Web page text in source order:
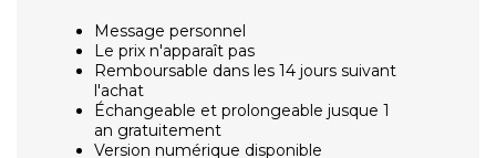
Message personnel
Le prix n'apparaît pas
Remboursable dans les 14 jours suivant
l'achat
Échangeable et prolongeable jusque 1
an gratuitement
Version numérique disponible